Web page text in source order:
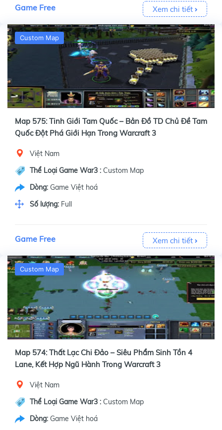
Game Free Xem chi tiết
Custom Map
Map 575: Tinh Giới Tam Quốc – Bản Đồ TD Chủ Đề Tam
Quốc Đột Phá Giới Hạn Trong Warcraft 3
Việt Nam
Thể Loại Game War3 : Custom Map
Dòng: Game Việt hoá
Số lượng: Full
Game Free Xem chi tiết
Custom Map
Map 574: Thất Lạc Chi Đảo – Siêu Phẩm Sinh Tồn 4
Lane, Kết Hợp Ngũ Hành Trong Warcraft 3
Việt Nam
Thể Loại Game War3 : Custom Map
Dòng: Game Việt hoá